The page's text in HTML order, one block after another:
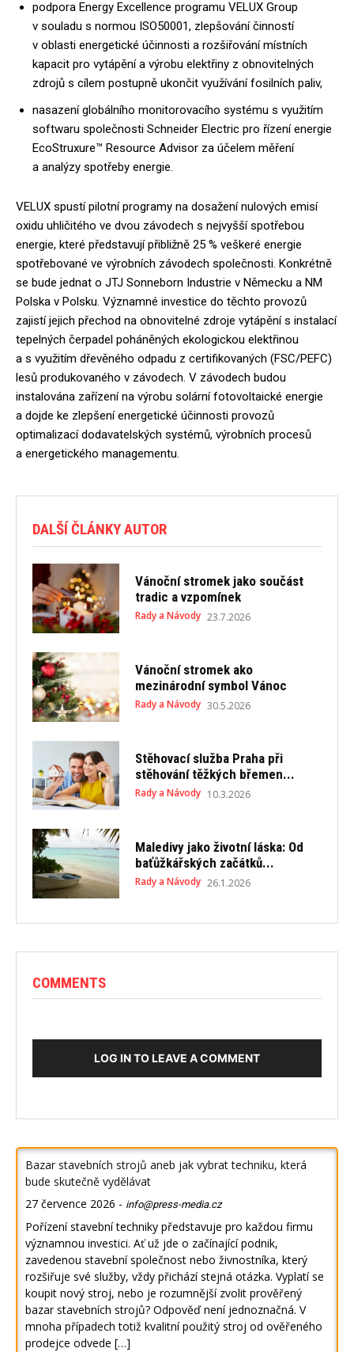
podpora Energy Excellence programu VELUX Group
v souladu s normou ISO50001, zlepšování činností
v oblasti energetické účinnosti a rozšiřování místních
kapacit pro vytápění a výrobu elektřiny z obnovitelných
zdrojů s cílem postupně ukončit využívání fosilních paliv,
nasazení globálního monitorovacího systému s využitím
softwaru společnosti Schneider Electric pro řízení energie
EcoStruxure™ Resource Advisor za účelem měření
a analýzy spotřeby energie.
VELUX spustí pilotní programy na dosažení nulových emisí
oxidu uhličitého ve dvou závodech s nejvyšší spotřebou
energie, které představují přibližně 25 % veškeré energie
spotřebované ve výrobních závodech společnosti. Konkrétně
se bude jednat o JTJ Sonneborn Industrie v Německu a NM
Polska v Polsku. Významné investice do těchto provozů
zajistí jejich přechod na obnovitelné zdroje vytápění s instalací
tepelných čerpadel poháněných ekologickou elektřinou
a s využitím dřevěného odpadu z certifikovaných (FSC/PEFC)
lesů produkovaného v závodech. V závodech budou
instalována zařízení na výrobu solární fotovoltaické energie
a dojde ke zlepšení energetické účinnosti provozů
optimalizací dodavatelských systémů, výrobních procesů
a energetického managementu.
DALŠÍ ČLÁNKY AUTOR
Vánoční stromek jako součást
tradic a vzpomínek
Rady a Návody 23.7.2026
Vánoční stromek ako
mezinárodní symbol Vánoc
Rady a Návody 30.5.2026
Stěhovací služba Praha při
stěhování těžkých břemen...
Rady a Návody 10.3.2026
Maledivy jako životní láska: Od
baťůžkářských začátků...
Rady a Návody 26.1.2026
COMMENTS
LOG IN TO LEAVE A COMMENT
Bazar stavebních strojů aneb jak vybrat techniku, která
bude skutečně vydělávat
27 července 2026 - info@press-media.cz
Pořízení stavební techniky představuje pro každou firmu
významnou investici. Ať už jde o začínající podnik,
zavedenou stavební společnost nebo živnostníka, který
rozšiřuje své služby, vždy přichází stejná otázka. Vyplatí se
koupit nový stroj, nebo je rozumnější zvolit prověřený
bazar stavebních strojů? Odpověď není jednoznačná. V
mnoha případech totiž kvalitní použitý stroj od ověřeného
prodejce odvede […]